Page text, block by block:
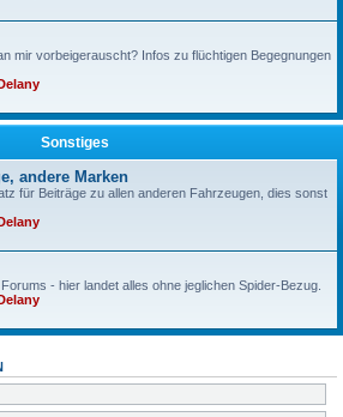
mir vorbeigerauscht? Infos zu flüchtigen Begegnungen
Sonstiges
andere Marken
für Beiträge zu allen anderen Fahrzeugen, dies sonst
- hier landet alles ohne jeglichen Spider-Bezug.